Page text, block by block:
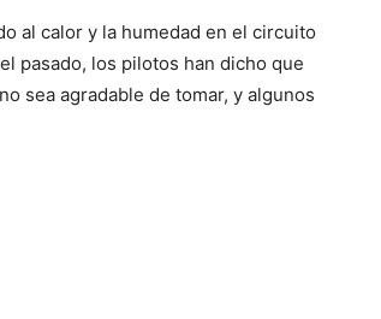
al calor y la humedad en el circuito
pasado, los pilotos han dicho que
sea agradable de tomar, y algunos